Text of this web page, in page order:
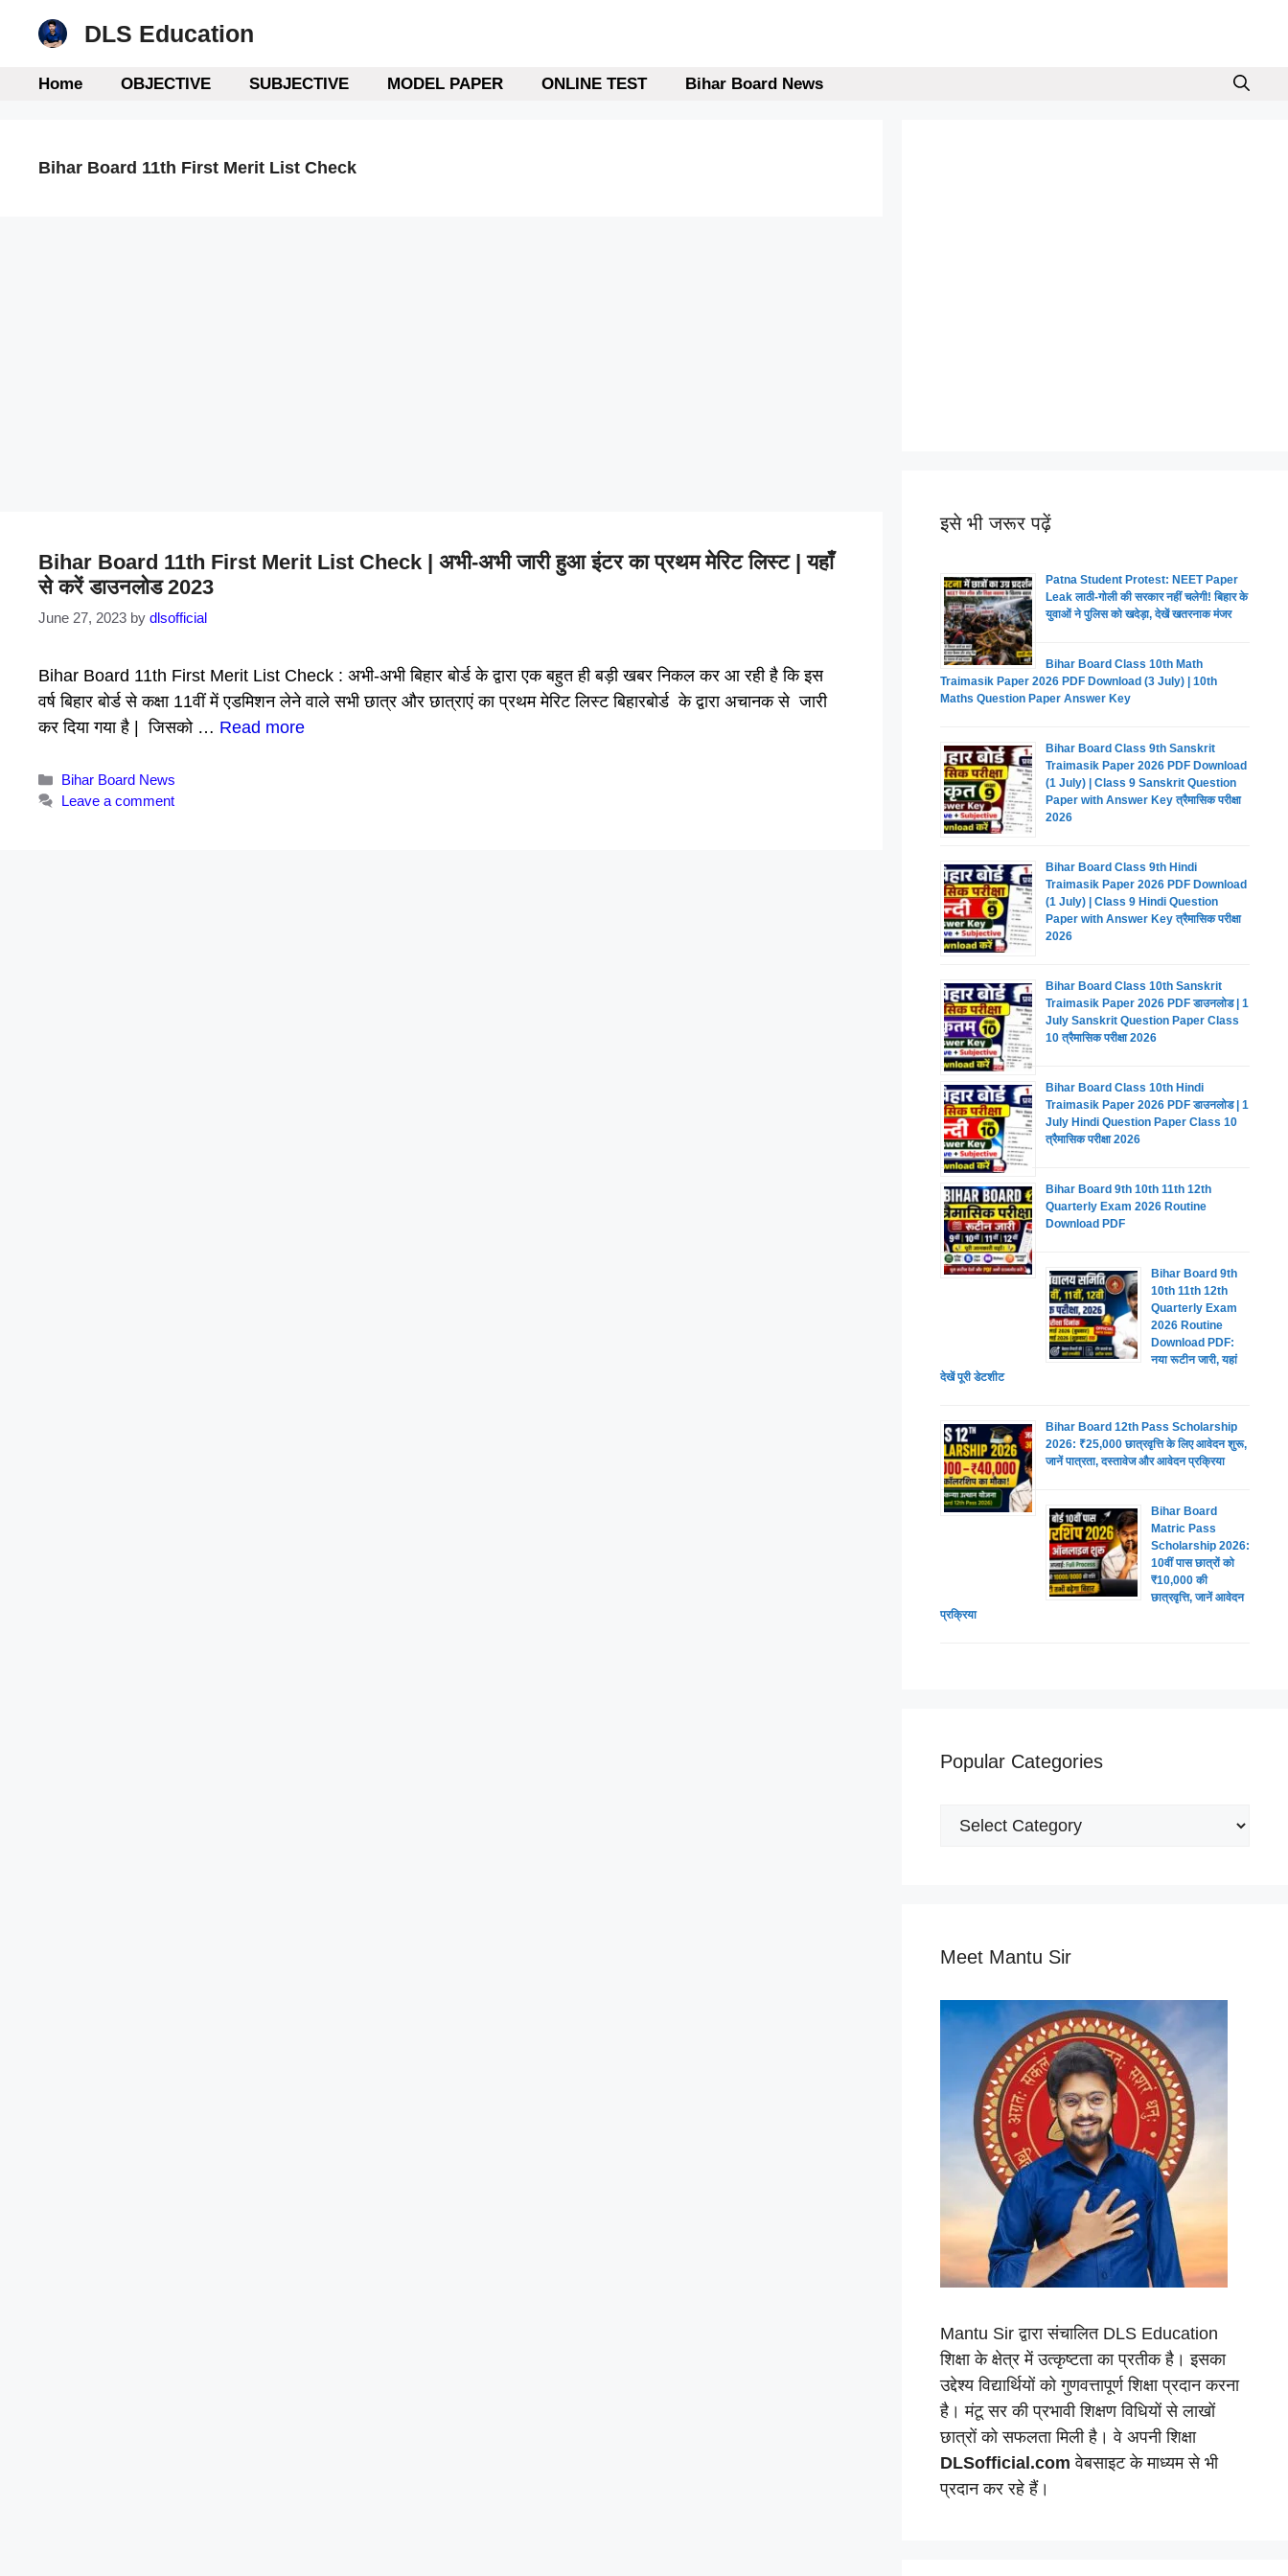
DLS Education
Home OBJECTIVE SUBJECTIVE MODEL PAPER ONLINE TEST Bihar Board News
Bihar Board 11th First Merit List Check
Bihar Board 11th First Merit List Check | अभी-अभी जारी हुआ इंटर का प्रथम मेरिट लिस्ट | यहाँ
से करें डाउनलोड 2023
June 27, 2023 by dlsofficial
Bihar Board 11th First Merit List Check : अभी-अभी बिहार बोर्ड के द्वारा एक बहुत ही बड़ी खबर निकल कर आ रही है कि इस
वर्ष बिहार बोर्ड से कक्षा 11वीं में एडमिशन लेने वाले सभी छात्र और छात्राएं का प्रथम मेरिट लिस्ट बिहारबोर्ड के द्वारा अचानक से जारी
कर दिया गया है | जिसको … Read more
Categories
Bihar Board News
Leave a comment
इसे भी जरूर पढ़ें
Patna Student Protest: NEET Paper
Leak लाठी-गोली की सरकार नहीं चलेगी! बिहार के
युवाओं ने पुलिस को खदेड़ा, देखें खतरनाक मंजर
Bihar Board Class 10th Math
Traimasik Paper 2026 PDF Download (3 July) | 10th
Maths Question Paper Answer Key
Bihar Board Class 9th Sanskrit
Traimasik Paper 2026 PDF Download
(1 July) | Class 9 Sanskrit Question
Paper with Answer Key त्रैमासिक परीक्षा
2026
Bihar Board Class 9th Hindi
Traimasik Paper 2026 PDF Download
(1 July) | Class 9 Hindi Question
Paper with Answer Key त्रैमासिक परीक्षा
2026
Bihar Board Class 10th Sanskrit
Traimasik Paper 2026 PDF डाउनलोड | 1
July Sanskrit Question Paper Class
10 त्रैमासिक परीक्षा 2026
Bihar Board Class 10th Hindi
Traimasik Paper 2026 PDF डाउनलोड | 1
July Hindi Question Paper Class 10
त्रैमासिक परीक्षा 2026
Bihar Board 9th 10th 11th 12th
Quarterly Exam 2026 Routine
Download PDF
Bihar Board 9th
10th 11th 12th
Quarterly Exam
2026 Routine
Download PDF:
नया रूटीन जारी, यहां
देखें पूरी डेटशीट
Bihar Board 12th Pass Scholarship
2026: ₹25,000 छात्रवृत्ति के लिए आवेदन शुरू,
जानें पात्रता, दस्तावेज और आवेदन प्रक्रिया
Bihar Board
Matric Pass
Scholarship 2026:
10वीं पास छात्रों को
₹10,000 की
छात्रवृत्ति, जानें आवेदन
प्रक्रिया
Popular Categories
Popular
Meet Mantu Sir
Mantu Sir द्वारा संचालित DLS Education
शिक्षा के क्षेत्र में उत्कृष्टता का प्रतीक है। इसका
उद्देश्य विद्यार्थियों को गुणवत्तापूर्ण शिक्षा प्रदान करना
है। मंटू सर की प्रभावी शिक्षण विधियों से लाखों
छात्रों को सफलता मिली है। वे अपनी शिक्षा
DLSofficial.com वेबसाइट के माध्यम से भी
प्रदान कर रहे हैं।